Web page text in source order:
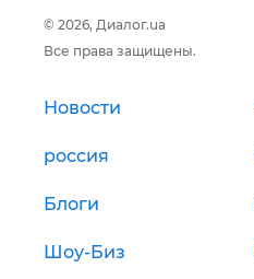
© 2026, Диалог.ua
Все права защищены.
Новости
россия
Блоги
Шоу-Биз